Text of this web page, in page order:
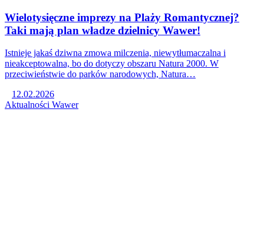
Wielotysięczne imprezy na Plaży Romantycznej?
Taki mają plan władze dzielnicy Wawer!
Istnieje jakaś dziwna zmowa milczenia, niewytłumaczalna i
nieakceptowalna, bo do dotyczy obszaru Natura 2000. W
przeciwieństwie do parków narodowych, Natura…
12.02.2026
Aktualności Wawer